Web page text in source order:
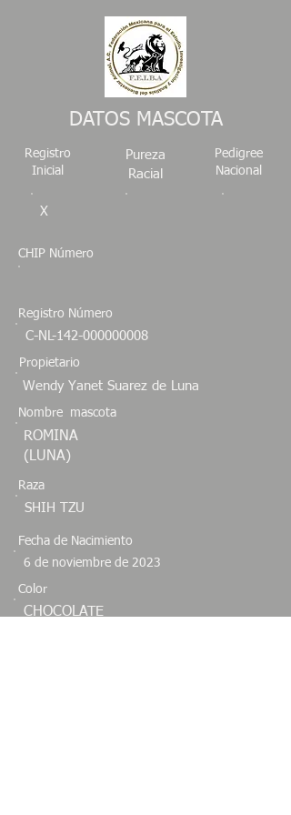
DATOS MASCOTA
Registro
Inicial
X
Pureza
Racial
Pedigree
Nacional
CHIP Número
Registro Número
C-NL-142-000000008
Propietario
Wendy Yanet Suarez de Luna
Nombre mascota
ROMINA
(LUNA)
Raza
SHIH TZU
Fecha de Nacimiento
6 de noviembre de 2023
Color
CHOCOLATE